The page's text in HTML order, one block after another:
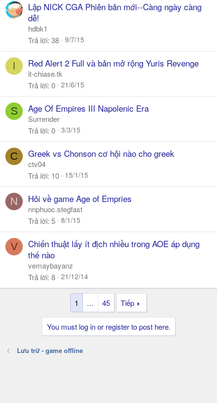
Lập NICK CGA Phiên bản mới--Càng ngày càng
dễ!
hdbk1
Trả lời 38 9/7/15
I Red Alert 2 Full và bản mở rộng Yuris Revenge
it-chiase.tk
Trả lời 0 21/6/15
S Age Of Empires III Napolenic Era
Surrender
Trả lời 0 3/3/15
C Greek vs Chonson cơ hội nào cho greek
ctv04
Trả lời 10 15/1/15
N Hỏi về game Age of Empries
nnphuoc.stegfast
Trả lời 5 8/1/15
V
Chiến thuật lấy ít địch nhiều trong AOE áp dụng
thế nào
vemaybayanz
Trả lời 8 21/12/14
1 … 45 Tiếp
You must log in or register to post here.
Lưu trữ - game offline